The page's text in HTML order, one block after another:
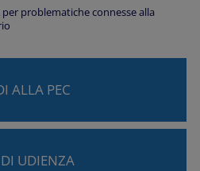
problematiche connesse alla
ALLA PEC
UDIENZA